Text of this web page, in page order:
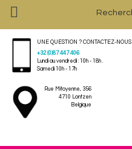

UNE QUESTION ? CONTACTEZ-NOUS
+32 (0)87 447 406
Lundi au vendredi : 10h - 18h .
Samedi 10h - 17h
Rue Mitoyenne, 356
4710 Lontzen
Belgique